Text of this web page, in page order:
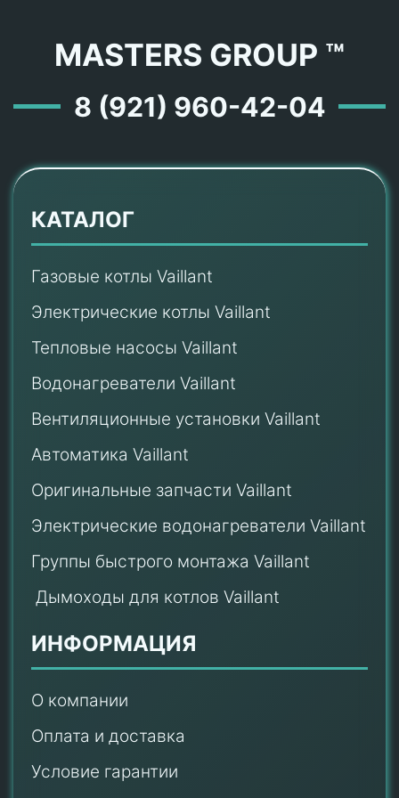
MASTERS GROUP ™
8 (921) 960-42-04
КАТАЛОГ
Газовые котлы Vaillant
Электрические котлы Vaillant
Тепловые насосы Vaillant
Водонагреватели Vaillant
Вентиляционные установки Vaillant
Автоматика Vaillant
Оригинальные запчасти Vaillant
Электрические водонагреватели Vaillant
Группы быстрого монтажа Vaillant
Дымоходы для котлов Vaillant
ИНФОРМАЦИЯ
О компании
Оплата и доставка
Условие гарантии